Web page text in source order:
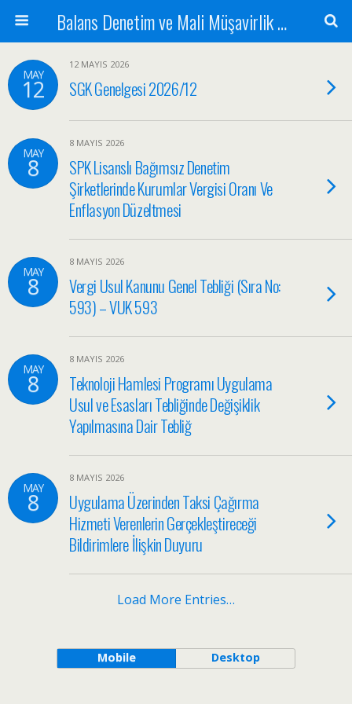
Balans Denetim ve Mali Müşavirlik Hizmetleri
MAY
12
12 MAYIS 2026
SGK Genelgesi 2026/12
MAY
8
8 MAYIS 2026
SPK Lisanslı Bağımsız Denetim
Şirketlerinde Kurumlar Vergisi Oranı Ve
Enflasyon Düzeltmesi
MAY
8
8 MAYIS 2026
Vergi Usul Kanunu Genel Tebliği (Sıra No:
593) – VUK 593
MAY
8
8 MAYIS 2026
Teknoloji Hamlesi Programı Uygulama
Usul ve Esasları Tebliğinde Değişiklik
Yapılmasına Dair Tebliğ
MAY
8
8 MAYIS 2026
Uygulama Üzerinden Taksi Çağırma
Hizmeti Verenlerin Gerçekleştireceği
Bildirimlere İlişkin Duyuru
Load More Entries…
Mobile Desktop